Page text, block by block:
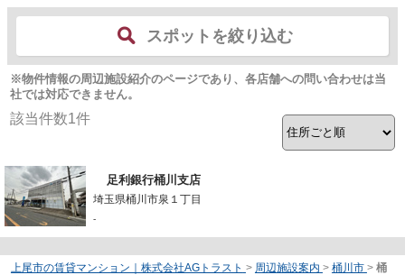
スポットを絞り込む
※物件情報の周辺施設紹介のページであり、各店舗への問い合わせは当
社では対応できません。
該当件数1件
足利銀行桶川支店
埼玉県桶川市泉１丁目
-
上尾市の賃貸マンション｜株式会社AGトラスト > 周辺施設案内 > 桶川市 > 桶